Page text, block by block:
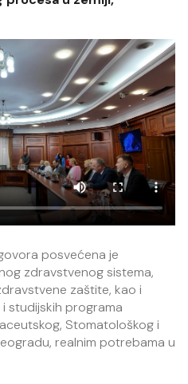
posvećena je
zdravstvenog sistema,
zaštite, kao i
studijskih programa
Stomatološkog i
realnim potrebama u